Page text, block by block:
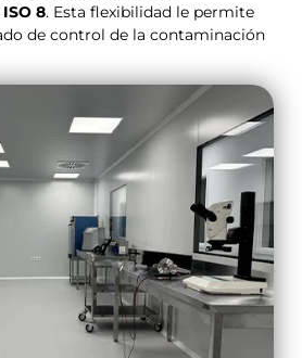
8. Esta flexibilidad le permite
de control de la contaminación